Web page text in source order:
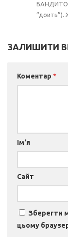
БАНДИТОВ
ЗАЛИШИТИ
Коментар *
Ім'я
Сайт
Зберегти
цьому